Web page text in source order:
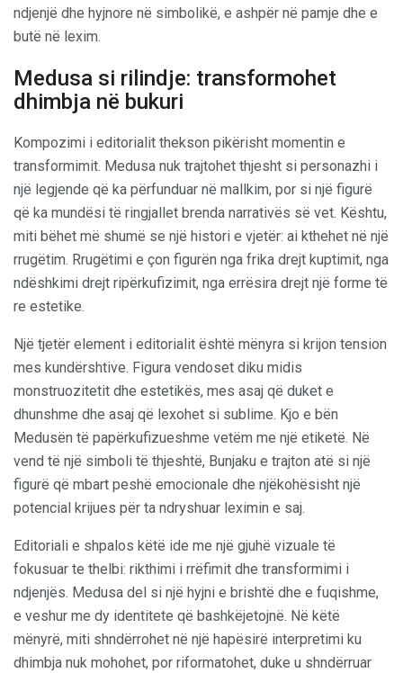
ndjenjë dhe hyjnore në simbolikë, e ashpër në pamje dhe e
butë në lexim.
Medusa si rilindje: transformohet
dhimbja në bukuri
Kompozimi i editorialit thekson pikërisht momentin e
transformimit. Medusa nuk trajtohet thjesht si personazhi i
një legjende që ka përfunduar në mallkim, por si një figurë
që ka mundësi të ringjallet brenda narrativës së vet. Kështu,
miti bëhet më shumë se një histori e vjetër: ai kthehet në një
rrugëtim. Rrugëtimi e çon figurën nga frika drejt kuptimit, nga
ndëshkimi drejt ripërkufizimit, nga errësira drejt një forme të
re estetike.
Një tjetër element i editorialit është mënyra si krijon tension
mes kundërshtive. Figura vendoset diku midis
monstruozitetit dhe estetikës, mes asaj që duket e
dhunshme dhe asaj që lexohet si sublime. Kjo e bën
Medusën të papërkufizueshme vetëm me një etiketë. Në
vend të një simboli të thjeshtë, Bunjaku e trajton atë si një
figurë që mbart peshë emocionale dhe njëkohësisht një
potencial krijues për ta ndryshuar leximin e saj.
Editoriali e shpalos këtë ide me një gjuhë vizuale të
fokusuar te thelbi: rikthimi i rrëfimit dhe transformimi i
ndjenjës. Medusa del si një hyjni e brishtë dhe e fuqishme,
e veshur me dy identitete që bashkëjetojnë. Në këtë
mënyrë, miti shndërrohet në një hapësirë interpretimi ku
dhimbja nuk mohohet, por riformatohet, duke u shndërruar